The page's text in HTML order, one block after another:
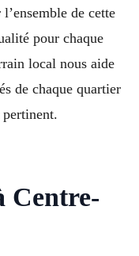
de cette
pour chaque
local nous aide
de chaque quartier
Centre-